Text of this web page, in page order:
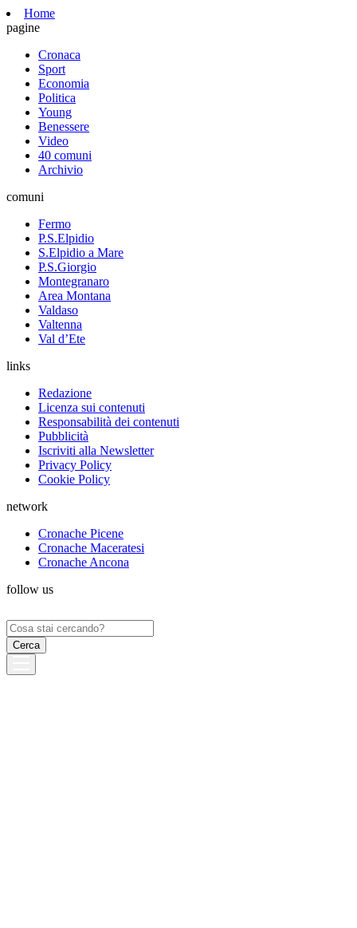
Home
pagine
Cronaca
Sport
Economia
Politica
Young
Benessere
Video
40 comuni
Archivio
comuni
Fermo
P.S.Elpidio
S.Elpidio a Mare
P.S.Giorgio
Montegranaro
Area Montana
Valdaso
Valtenna
Val d’Ete
links
Redazione
Licenza sui contenuti
Responsabilità dei contenuti
Pubblicità
Iscriviti alla Newsletter
Privacy Policy
Cookie Policy
network
Cronache Picene
Cronache Maceratesi
Cronache Ancona
follow us
Ricerca
per: